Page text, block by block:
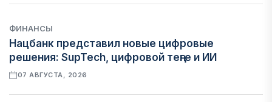
ФИНАНСЫ
Нацбанк представил новые цифровые
решения: SupTech, цифровой теңге и ИИ
07 АВГУСТА, 2026